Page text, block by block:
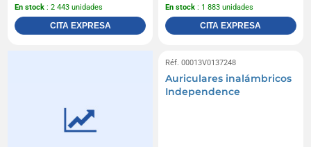
En stock : 2 443 unidades
CITA EXPRESA
En stock : 1 883 unidades
CITA EXPRESA
Réf. 00013V0137248
Auriculares inalámbricos
Independence